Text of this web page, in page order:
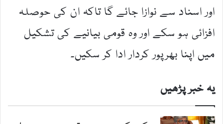
اور اسناد سے نوازا جائے گا تاکہ ان کی حوصلہ
افزائی ہو سکے اور وہ قومی بیانیے کی تشکیل
میں اپنا بھرپور کردار ادا کر سکیں۔
یہ خبر پڑھیں